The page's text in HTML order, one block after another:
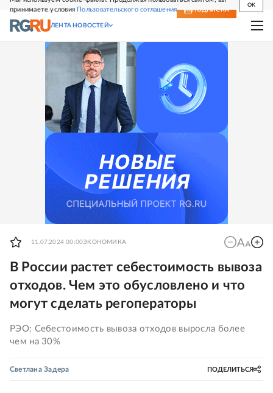
принимаете условия Пользовательского соглашения
OK
СВЕЖИЙ НОМЕР ПОДПИСКА
ЛЕНТА НОВОСТЕЙ
11.07.2024 00:00ЭКОНОМИКА
В России растет себестоимость вывоза
отходов. Чем это обусловлено и что
могут сделать регоператоры
РЭО: Себестоимость вывоза отходов выросла более
чем на 30%
Светлана Задера ПОДЕЛИТЬСЯ